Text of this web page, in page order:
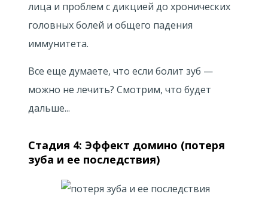
лица и проблем с дикцией до хронических
головных болей и общего падения
иммунитета.
Все еще думаете, что если болит зуб —
можно не лечить? Смотрим, что будет
дальше...
Стадия 4: Эффект домино (потеря
зуба и ее последствия)